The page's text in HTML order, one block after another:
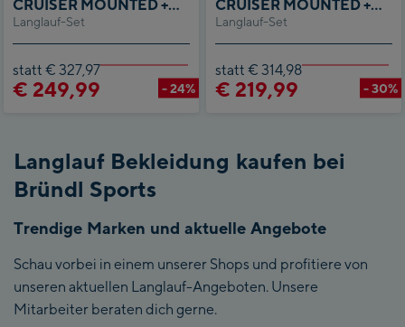
Langlauf-Set
CRUISER MOUNTED +
COMPACT STEP IN +
ATOMIC SAVOR 25 W
statt € 327,97
€ 249,99 - 24%
Langlauf-Set
CRUISER MOUNTED +
COMPACT STEP IN + XC
TOURING MY STYLE
statt € 314,98
€ 219,99 - 30%
Langlauf Bekleidung kaufen bei
Bründl Sports
Trendige Marken und aktuelle Angebote
Schau vorbei in einem unserer Shops und profitiere von
unseren aktuellen Langlauf-Angeboten. Unsere
Mitarbeiter beraten dich gerne.